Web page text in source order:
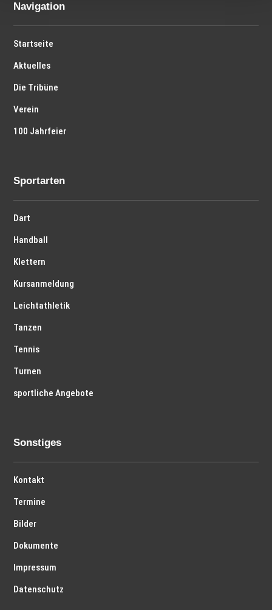
Navigation
Startseite
Aktuelles
Die Tribüne
Verein
100 Jahrfeier
Sportarten
Dart
Handball
Klettern
Kursanmeldung
Leichtathletik
Tanzen
Tennis
Turnen
sportliche Angebote
Sonstiges
Kontakt
Termine
Bilder
Dokumente
Impressum
Datenschutz